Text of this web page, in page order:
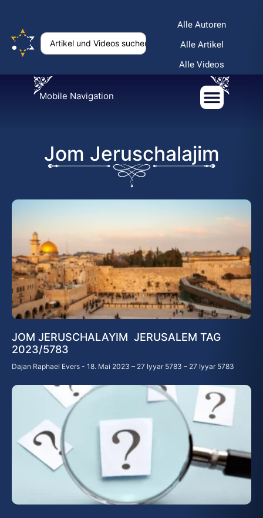
Alle Autoren
Alle Artikel
Alle Videos
Mobile Navigation
Jom Jeruschalajim
JOM JERUSCHALAYIM JERUSALEM TAG
2023/5783
Dajan Raphael Evers 18. Mai 2023 – 27 Iyyar 5783 – 27 Iyyar 5783